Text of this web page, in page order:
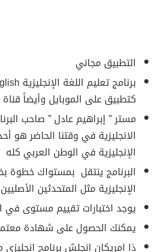
التطبيق مجاني
كتطبيق على الموبايل وأيضاً
مستر ” إبراهيم عادل ” صاحب
الانجليزية في وقتنا الحاضر هو
الإنجليزية في الوطن العربي كله
البرنامج ينتقل بمستواك خطوة
الإنجليزية مثل المتحدثين
يوجد اختبارات تقييم مستوى في
يمكنك الحصول على شهادة
ذا امريكان انجلش برنامج